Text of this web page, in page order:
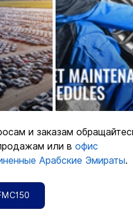
и заказам
или в офис
Арабские Эмираты.